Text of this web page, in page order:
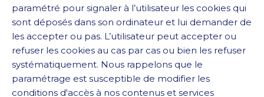
paramétré pour signaler à l’utilisateur les cookies qui
sont déposés dans son ordinateur et lui demander de
les accepter ou pas. L’utilisateur peut accepter ou
refuser les cookies au cas par cas ou bien les refuser
systématiquement. Nous rappelons que le
paramétrage est susceptible de modifier les
conditions d'accès à nos contenus et services